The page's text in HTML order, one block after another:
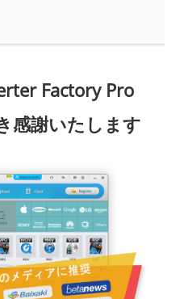
Factory Pro
感謝いたします